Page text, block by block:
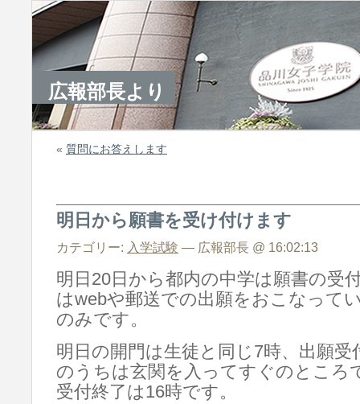
広報部長より
« 質問にお答えします
明日から願書を受け付けます
カテゴリー: 入学試験 — 広報部長 @ 16:02:13
明日20日から都内の中学は願書の受
はwebや郵送での出願をおこなって
のみです。
明日の開門は生徒と同じ7時、出願受
のうちは玄関を入ってすぐのところ
受付終了は16時です。